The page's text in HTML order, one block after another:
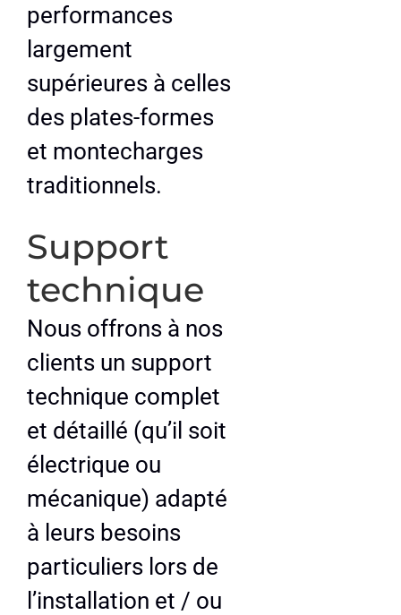
performances
largement
supérieures à celles
des plates-formes
et montecharges
traditionnels.
Support
technique
Nous offrons à nos
clients un support
technique complet
et détaillé (qu’il soit
électrique ou
mécanique) adapté
à leurs besoins
particuliers lors de
l’installation et / ou